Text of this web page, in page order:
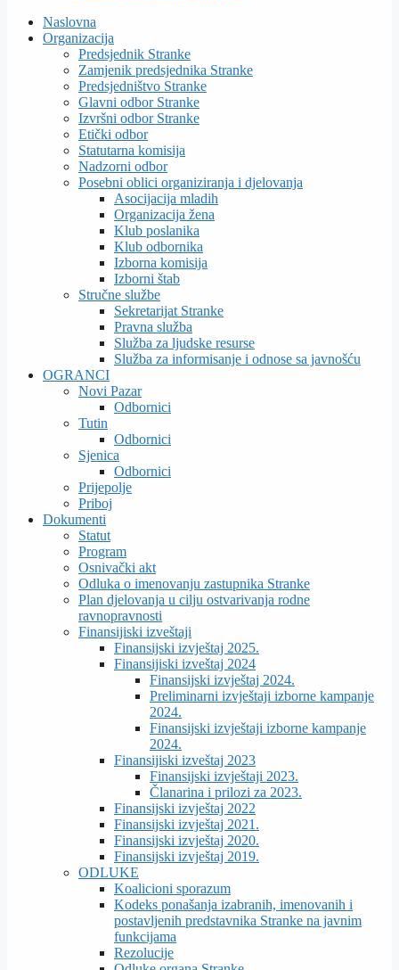
Naslovna
Organizacija
Predsjednik Stranke
Zamjenik predsjednika Stranke
Predsjedništvo Stranke
Glavni odbor Stranke
Izvršni odbor Stranke
Etički odbor
Statutarna komisija
Nadzorni odbor
Posebni oblici organiziranja i djelovanja
Asocijacija mladih
Organizacija žena
Klub poslanika
Klub odbornika
Izborna komisija
Izborni štab
Stručne službe
Sekretarijat Stranke
Pravna služba
Služba za ljudske resurse
Služba za informisanje i odnose sa javnošću
OGRANCI
Novi Pazar
Odbornici
Tutin
Odbornici
Sjenica
Odbornici
Prijepolje
Priboj
Dokumenti
Statut
Program
Osnivački akt
Odluka o imenovanju zastupnika Stranke
Plan djelovanja u cilju ostvarivanja rodne
ravnopravnosti
Finansijiski izveštaji
Finansijski izvještaj 2025.
Finansijiski izveštaj 2024
Finansijski izvještaj 2024.
Preliminarni izvještaji izborne kampanje
2024.
Finansijski izvještaji izborne kampanje
2024.
Finansijiski izveštaj 2023
Finansijski izvještaji 2023.
Članarina i prilozi za 2023.
Finansijski izvještaj 2022
Finansijski izvještaj 2021.
Finansijski izvještaj 2020.
Finansijski izvještaj 2019.
ODLUKE
Koalicioni sporazum
Kodeks ponašanja izabranih, imenovanih i
postavljenih predstavnika Stranke na javnim
funkcijama
Rezolucije